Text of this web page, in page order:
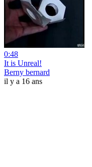
0:48
It is Unreal!
Berny bernard
il y a 16 ans